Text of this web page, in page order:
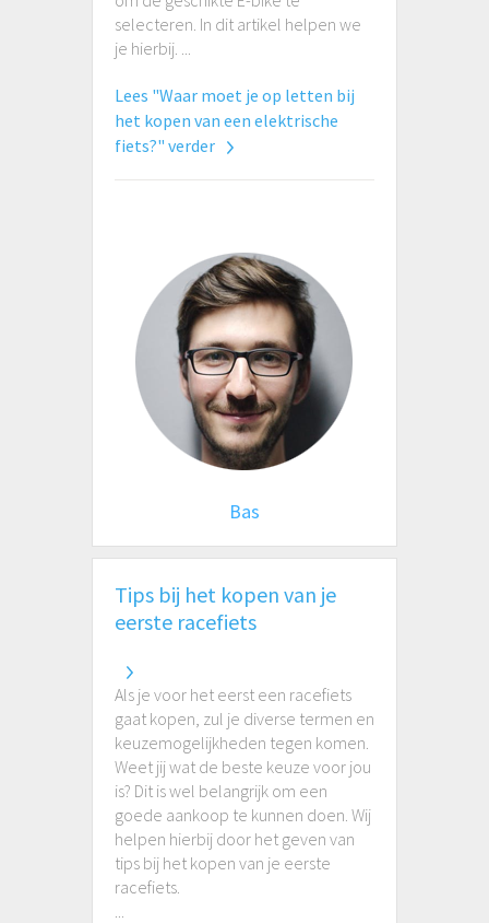
selecteren. In dit artikel helpen we
je hierbij. ...
Lees "Waar moet je op letten bij
het kopen van een elektrische
fiets?" verder
Bas
Tips bij het kopen van je
eerste racefiets
Als je voor het eerst een racefiets
gaat kopen, zul je diverse termen en
keuzemogelijkheden tegen komen.
Weet jij wat de beste keuze voor jou
is? Dit is wel belangrijk om een
goede aankoop te kunnen doen. Wij
helpen hierbij door het geven van
tips bij het kopen van je eerste
racefiets.
...